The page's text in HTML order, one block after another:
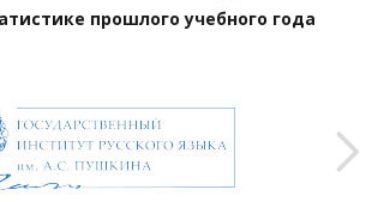
прошлого учебного года